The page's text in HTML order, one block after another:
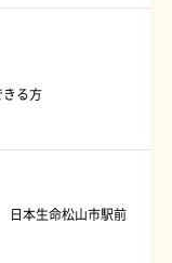
きる方
日本生命松山市駅前